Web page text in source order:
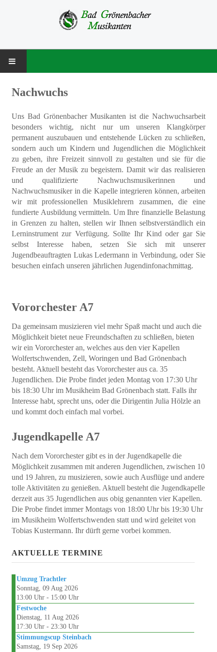
Über uns
Besetzung
Vorstandschaft
Chronik
NACHWUCHS
TERMINE
GÖNNER
Nachwuchs
Uns Bad Grönenbacher Musikanten ist die Nachwuchsarbeit
besonders wichtig, nicht nur um unseren Klangkörper
permanent auszubauen und entstehende Lücken zu schließen,
sondern auch um Kindern und Jugendlichen die Möglichkeit
zu geben, ihre Freizeit sinnvoll zu gestalten und sie für die
Freude an der Musik zu begeistern. Damit wir das realisieren
und qualifizierte Nachwuchsmusikerinnen und
Nachwuchsmusiker in die Kapelle integrieren können, arbeiten
wir mit professionellen Musiklehrern zusammen, die eine
fundierte Ausbildung vermitteln. Um Ihre finanzielle Belastung
in Grenzen zu halten, stellen wir Ihnen selbstverständlich ein
Lerninstrument zur Verfügung. Sollte Ihr Kind oder gar Sie
selbst Interesse haben, setzen Sie sich mit unserer
Jugendbeauftragten Lukas Ledermann in Verbindung, oder Sie
besuchen einfach unseren jährlichen Jugendinfonachmittag.
Vororchester A7
Da gemeinsam musizieren viel mehr Spaß macht und auch die
Möglichkeit bietet neue Freundschaften zu schließen, bieten
wir ein Vororchester an, welches aus den vier Kapellen
Wolfertschwenden, Zell, Woringen und Bad Grönenbach
besteht. Aktuell besteht das Vororchester aus ca. 35
Jugendlichen. Die Probe findet jeden Montag von 17:30 Uhr
bis 18:30 Uhr im Musikheim Bad Grönenbach statt. Falls ihr
Interesse habt, sprecht uns, oder die Dirigentin Julia Hölzle an
und kommt doch einfach mal vorbei.
Jugendkapelle A7
Nach dem Vororchester gibt es in der Jugendkapelle die
Möglichkeit zusammen mit anderen Jugendlichen, zwischen 10
und 19 Jahren, zu musizieren, sowie auch Ausflüge und andere
tolle Aktivitäten zu genießen. Aktuell besteht die Jugendkapelle
derzeit aus 35 Jugendlichen aus obig genannten vier Kapellen.
Die Probe findet immer Montags von 18:00 Uhr bis 19:30 Uhr
im Musikheim Wolfertschwenden statt und wird geleitet von
Tobias Kustermann. Ihr dürft gerne vorbei kommen.
AKTUELLE TERMINE
Umzug Trachtler
Sonntag, 09 Aug 2026
13:00 Uhr - 15:00 Uhr
Festwoche
Dienstag, 11 Aug 2026
17:30 Uhr - 23:30 Uhr
Stimmungscup Steinbach
Samstag, 19 Sep 2026